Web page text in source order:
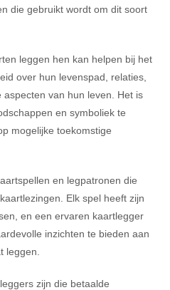
die gebruikt wordt om dit soort
leggen hen kan helpen bij het
over hun levenspad, relaties,
van hun leven. Het is
en symboliek te
mogelijke toekomstige
en legpatronen die
Elk spel heeft zijn
en een ervaren kaartlegger
inzichten te bieden aan
leggen.
zijn die betaalde